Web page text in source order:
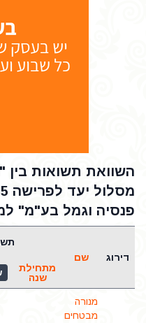
השוואת תשואות בין
פנסיה וגמל בע"מ"
דירוג שם
מתחילת
שנה
מנורה
מבטחים